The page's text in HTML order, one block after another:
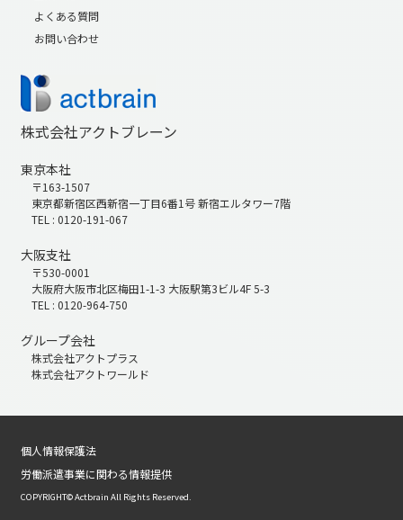
よくある質問
お問い合わせ
株式会社アクトブレーン
東京本社
〒163-1507
東京都新宿区西新宿一丁目6番1号 新宿エルタワー7階
TEL : 0120-191-067
大阪支社
〒530-0001
大阪府大阪市北区梅田1-1-3 大阪駅第3ビル4F 5-3
TEL : 0120-964-750
グループ会社
株式会社アクトプラス
株式会社アクトワールド
個人情報保護法
労働派遣事業に関わる情報提供
COPYRIGHT© Actbrain All Rights Reserved.